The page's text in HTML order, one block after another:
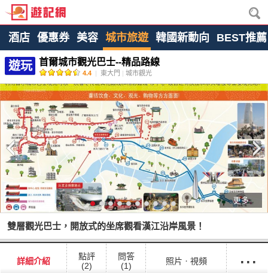
酒店 優惠券 美容 城市旅遊 韓國新動向 BEST推薦
遊玩 首爾城市觀光巴士--精品路線
4.4 | 東大門 | 城市觀光
更多
雙層觀光巴士，開放式的坐席觀看漢江沿岸風景！
詳細介紹
點評
(2)
問答
(1)
照片ㆍ視頻 ···